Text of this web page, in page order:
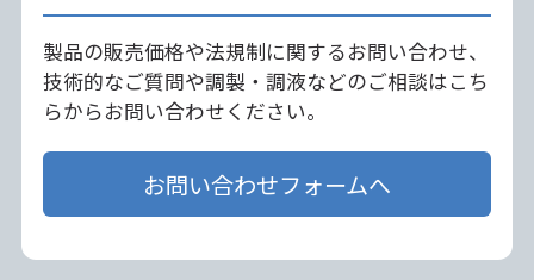
製品の販売価格や法規制に関するお問い合わせ、
技術的なご質問や調製・調液などのご相談はこち
らからお問い合わせください。
お問い合わせフォームへ